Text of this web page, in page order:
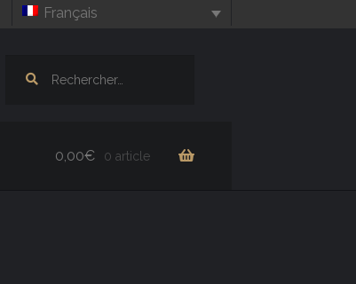
Français
0,00€ 0 article